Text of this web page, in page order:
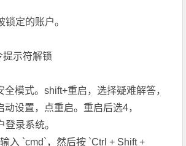
锁定的账户。
提示符解锁
全模式。shift+重启，选择疑难解答，
动设置，点重启。重启后选4，
登录系统。
入 `cmd`，然后按 `Ctrl + Shift +